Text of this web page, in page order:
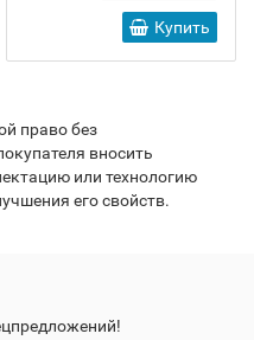
Купить
право без
вносить
или технологию
его свойств.